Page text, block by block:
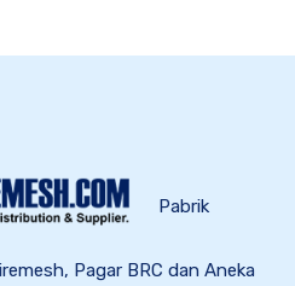
Pabrik
Pagar BRC dan Aneka